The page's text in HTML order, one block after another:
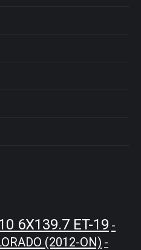
6X139.7 ET-19 -
(2012-ON) -